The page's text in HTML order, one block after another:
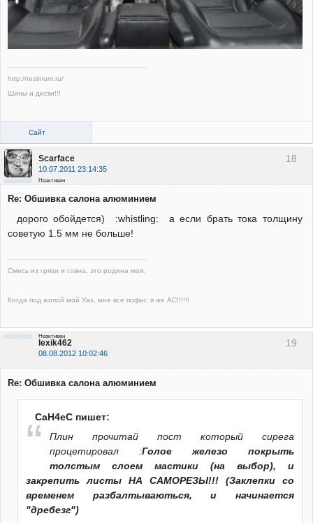
http://rezinium.ru/
Шины и диски!!!
Сайт
18
Scarface
10.07.2011 23:14:35
Неактивен
Re: Обшивка салона алюминием
дорого обойдется) :whistling: а если брать тока толщину
советую 1.5 мм не больше!
Смесь из грязи и говна, это родина моя.
Когда под жопой мой Уаз, мне все пофиг, я же АС!!!!!!
19
lexik462
08.08.2012 10:02:46
Неактивен
Re: Обшивка салона алюминием
CaH4eC пишет:
Плин прочитай пост который сирега
процетировал :Голое железо покрыть
толстым слоем мастики (на выбор), и
закрепить листы НА САМОРЕЗЫ!!! (Заклепки со
временем разбалтываються, и начинается
"дребезг")